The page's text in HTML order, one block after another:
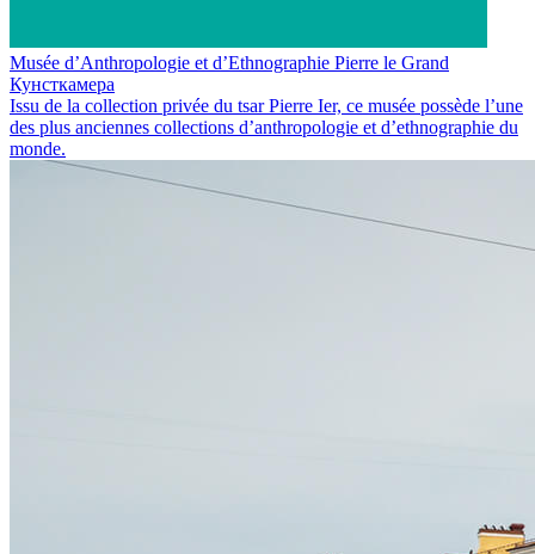
Musée d’Anthropologie et d’Ethnographie Pierre le Grand
Кунсткамера
Issu de la collection privée du tsar Pierre Ier, ce musée possède l’une
des plus anciennes collections d’anthropologie et d’ethnographie du
monde.